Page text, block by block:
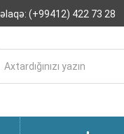
(+99412) 422 73 28